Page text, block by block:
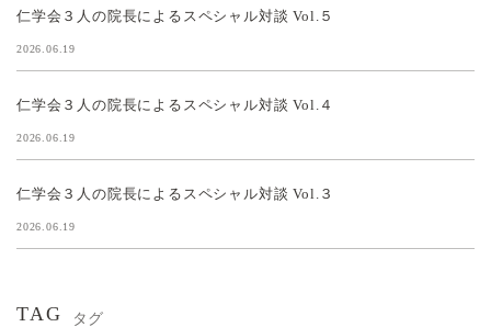
仁学会３人の院長によるスペシャル対談 Vol.５
2026.06.19
仁学会３人の院長によるスペシャル対談 Vol.４
2026.06.19
仁学会３人の院長によるスペシャル対談 Vol.３
2026.06.19
TAG タグ